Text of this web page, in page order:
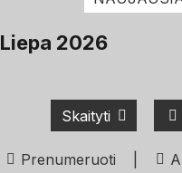
Liepa 2026
Skaityti
Prenumeruoti